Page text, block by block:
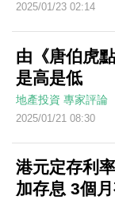
2025/01/23 02:14
由《唐伯虎
是高是低
地產投資 專家評論
2025/01/21 08:30
港元定存利
加存息 3個